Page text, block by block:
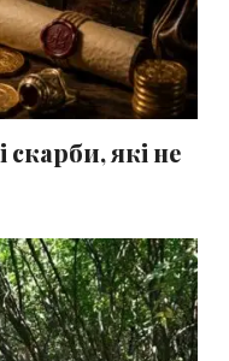
скарби, які не